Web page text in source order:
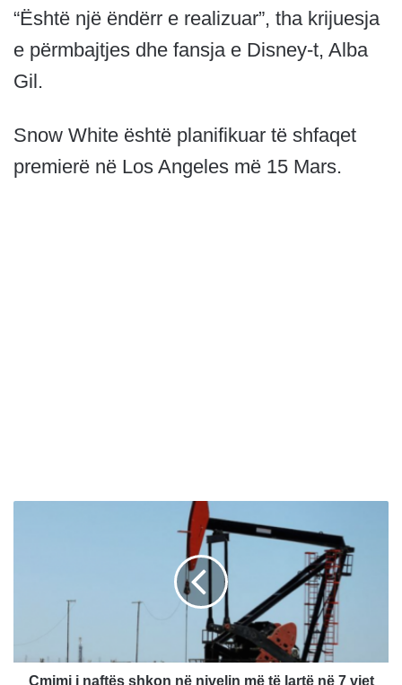
“Është një ëndërr e realizuar”, tha krijuesja
e përmbajtjes dhe fansja e Disney-t, Alba
Gil.
Snow White është planifikuar të shfaqet
premierë në Los Angeles më 15 Mars.
f
Çmimi i naftës shkon në nivelin më të lartë në 7 vjet